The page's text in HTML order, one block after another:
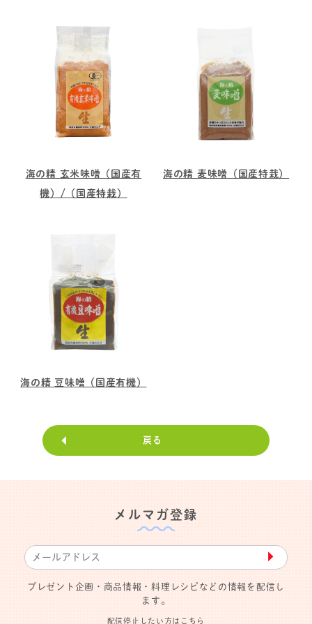
海の精 玄米味噌（国産有
機）/（国産特栽）
海の精 麦味噌（国産特栽）
海の精 豆味噌（国産有機）
戻る
メルマガ登録
▶︎
プレゼント企画・商品情報・料理レシピなどの情報を配信し
ます。
配信停止したい方はこちら